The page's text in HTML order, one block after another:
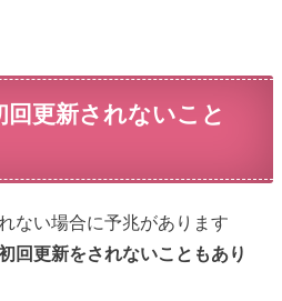
回更新されないこと
ない場合に予兆があります
回更新をされないこともあり